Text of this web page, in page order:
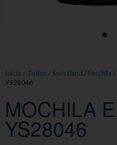
Início / Todos / Swissland / Mochila /
YS28046
MOCHILA
YS28046